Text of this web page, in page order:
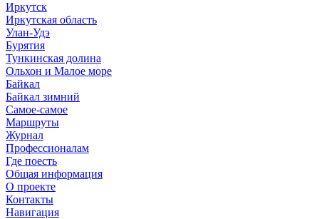
Иркутск
Иркутская область
Улан-Удэ
Бурятия
Тункинская долина
Ольхон и Малое море
Байкал
Байкал зимний
Самое-самое
Маршруты
Журнал
Профессионалам
Где поесть
Общая информация
О проекте
Контакты
Навигация